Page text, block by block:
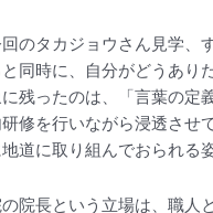
のタカジョウさん見学、
同時に、自分がどうあり
残ったのは、「言葉の定
修を行いながら浸透させ
道に取り組んでおられる
院長という立場は、職人